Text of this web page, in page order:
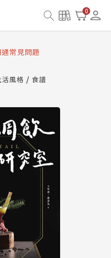
0
系統維護中，本站同步暫
資產合併與書櫃開通申請
常見問題
重要說明及資產合併結果
系統維護中，本站同步暫
活風格
食譜